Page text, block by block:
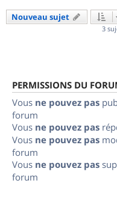
Nouveau sujet
3
PERMISSIONS DU
Vous ne pouvez pas
forum
Vous ne pouvez pas
Vous ne pouvez pas
forum
Vous ne pouvez pas
forum